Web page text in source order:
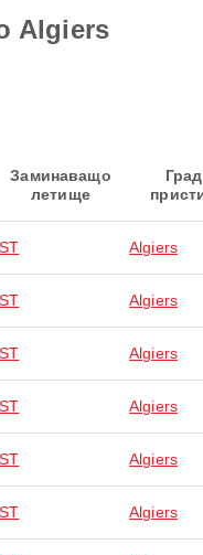
Algiers
Заминаващо
летище
Algiers
Algiers
Algiers
Algiers
Algiers
Algiers